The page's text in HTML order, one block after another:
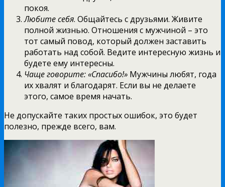
покоя.
Любите себя. Общайтесь с друзьями. Живите
полной жизнью. Отношения с мужчиной – это
тот самый повод, который должен заставить
работать над собой. Ведите интересную жизнь и
будете ему интересны.
Чаще говорите: «Спасибо!» Мужчины любят, года
их хвалят и благодарят. Если вы не делаете
этого, самое время начать.
Не допускайте таких простых ошибок, это будет
полезно, прежде всего, вам.